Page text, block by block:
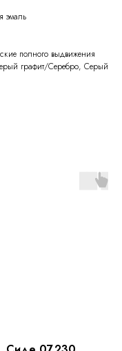
эмаль
полного выдвижения
графит/Серебро, Серый